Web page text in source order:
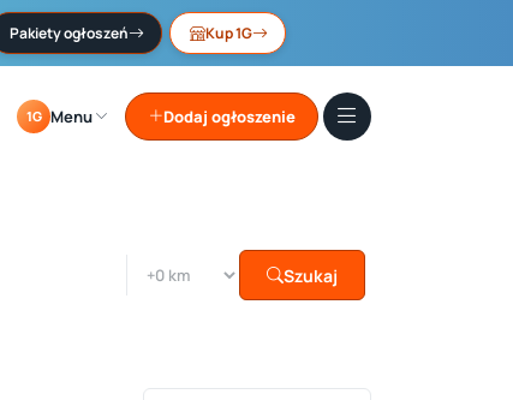
Pakiety ogłoszeń Kup 1G
1G Menu Dodaj ogłoszenie
Szukaj